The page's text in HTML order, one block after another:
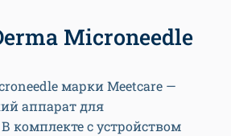
Microneedle
марки Meetcare —
аппарат для
комплекте с устройством